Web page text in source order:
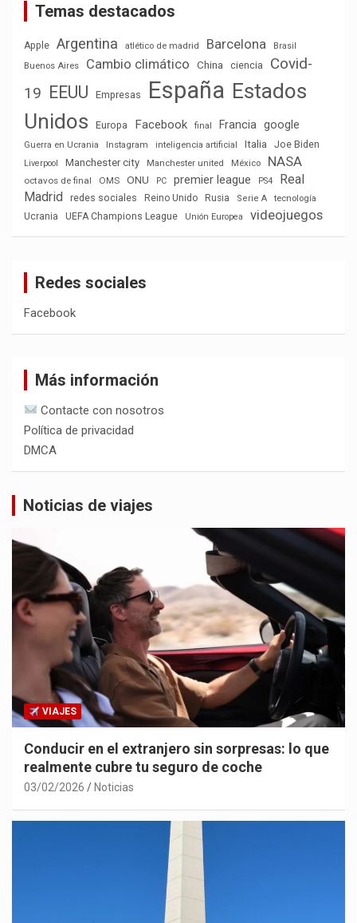
Temas destacados
Apple Argentina atlético de madrid Barcelona
Brasil
Buenos Aires
Cambio climático China ciencia
Covid-
19 EEUU Empresas España Estados
Unidos
Europa Facebook final Francia google
Guerra en Ucrania Instagram inteligencia artificial Italia Joe Biden
Liverpool Manchester city Manchester united México NASA
octavos de final OMS ONU PC premier league PS4
Real
Madrid
redes sociales Reino Unido Rusia Serie A
tecnología
Ucrania
UEFA Champions League Unión Europea videojuegos
Redes sociales
Facebook
Más información
Contacte con nosotros
Política de privacidad
DMCA
Noticias de viajes
VIAJES
Conducir en el extranjero sin sorpresas: lo que
realmente cubre tu seguro de coche
03/02/2026 Noticias